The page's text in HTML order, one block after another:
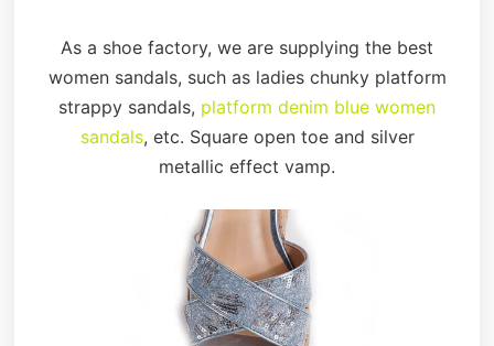
As a shoe factory, we are supplying the best
women sandals, such as ladies chunky platform
strappy sandals, platform denim blue women
sandals, etc. Square open toe and silver
metallic effect vamp.